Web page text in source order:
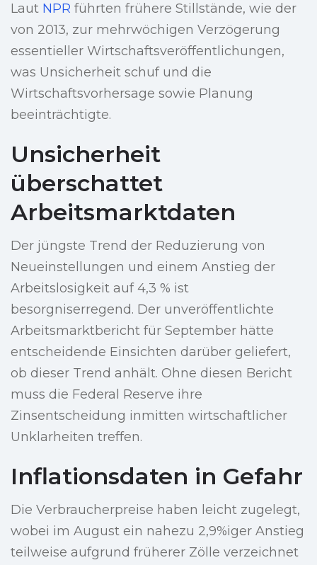
Laut NPR führten frühere Stillstände, wie der
von 2013, zur mehrwöchigen Verzögerung
essentieller Wirtschaftsveröffentlichungen,
was Unsicherheit schuf und die
Wirtschaftsvorhersage sowie Planung
beeinträchtigte.
Unsicherheit
überschattet
Arbeitsmarktdaten
Der jüngste Trend der Reduzierung von
Neueinstellungen und einem Anstieg der
Arbeitslosigkeit auf 4,3 % ist
besorgniserregend. Der unveröffentlichte
Arbeitsmarktbericht für September hätte
entscheidende Einsichten darüber geliefert,
ob dieser Trend anhält. Ohne diesen Bericht
muss die Federal Reserve ihre
Zinsentscheidung inmitten wirtschaftlicher
Unklarheiten treffen.
Inflationsdaten in Gefahr
Die Verbraucherpreise haben leicht zugelegt,
wobei im August ein nahezu 2,9%iger Anstieg
teilweise aufgrund früherer Zölle verzeichnet